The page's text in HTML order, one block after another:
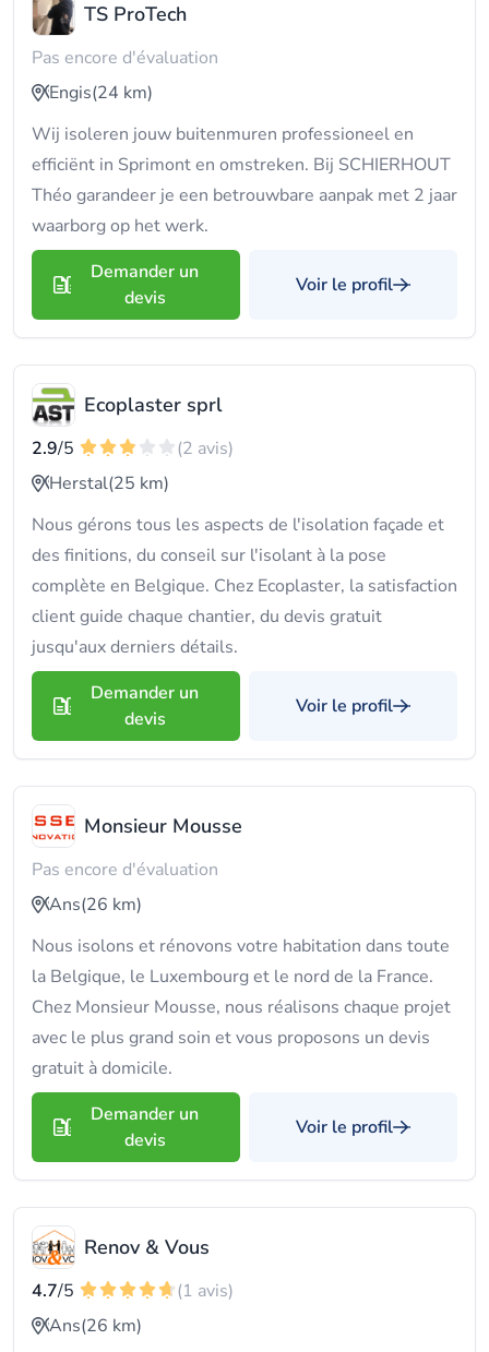
TS ProTech
Pas encore d'évaluation
Engis(24 km)
Wij isoleren jouw buitenmuren professioneel en
efficiënt in Sprimont en omstreken. Bij SCHIERHOUT
Théo garandeer je een betrouwbare aanpak met 2 jaar
waarborg op het werk.
Demander un
devis
Voir le profil
Ecoplaster sprl
2.9/5
(2 avis)
Herstal(25 km)
Nous gérons tous les aspects de l'isolation façade et
des finitions, du conseil sur l'isolant à la pose
complète en Belgique. Chez Ecoplaster, la satisfaction
client guide chaque chantier, du devis gratuit
jusqu'aux derniers détails.
Demander un
devis
Voir le profil
Monsieur Mousse
Pas encore d'évaluation
Ans(26 km)
Nous isolons et rénovons votre habitation dans toute
la Belgique, le Luxembourg et le nord de la France.
Chez Monsieur Mousse, nous réalisons chaque projet
avec le plus grand soin et vous proposons un devis
gratuit à domicile.
Demander un
devis
Voir le profil
Renov & Vous
4.7/5
(1 avis)
Ans(26 km)